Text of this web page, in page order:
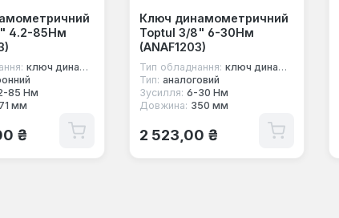
4.2-85Нм
ключ динамометричний під квадрат
85 Нм
мм
₴
Ключ динамометричний
Toptul 3/8" 6-30Нм
(ANAF1203)
Тип обладнання: ключ динамометричний під квадрат
Тип: аналоговий
Зусилля: 6-30 Нм
Довжина: 350 мм
Звичайна ціна:
2 523,00 ₴